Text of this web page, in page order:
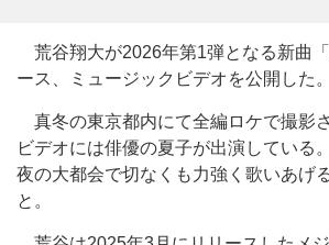
荒谷翔大が2026年第1弾となる新曲
ース、ミュージックビデオを公開した。
真冬の東京都内にて全編ロケで撮影
ビデオには俳優の夏子が出演している
夜の大都会で切なくも力強く歌いあげ
と。